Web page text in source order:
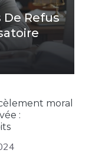
Refus
moral
: